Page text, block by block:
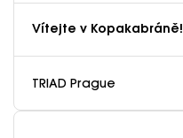
Vítejte v Kopakabráně!
TRIAD Prague